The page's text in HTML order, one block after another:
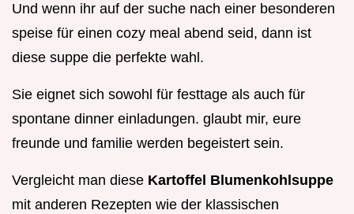
Und wenn ihr auf der suche nach einer besonderen
speise für einen cozy meal abend seid, dann ist
diese suppe die perfekte wahl.
Sie eignet sich sowohl für festtage als auch für
spontane dinner einladungen. glaubt mir, eure
freunde und familie werden begeistert sein.
Vergleicht man diese Kartoffel Blumenkohlsuppe
mit anderen Rezepten wie der klassischen